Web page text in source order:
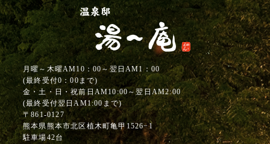
月曜～木曜AM10：00～翌日AM1：00
(最終受付0：00まで)
金・土・日・祝前日AM10:00～翌日AM2:00
(最終受付翌日AM1:00まで)
〒861-0127
熊本県熊本市北区植木町亀甲1526−1
駐車場42台